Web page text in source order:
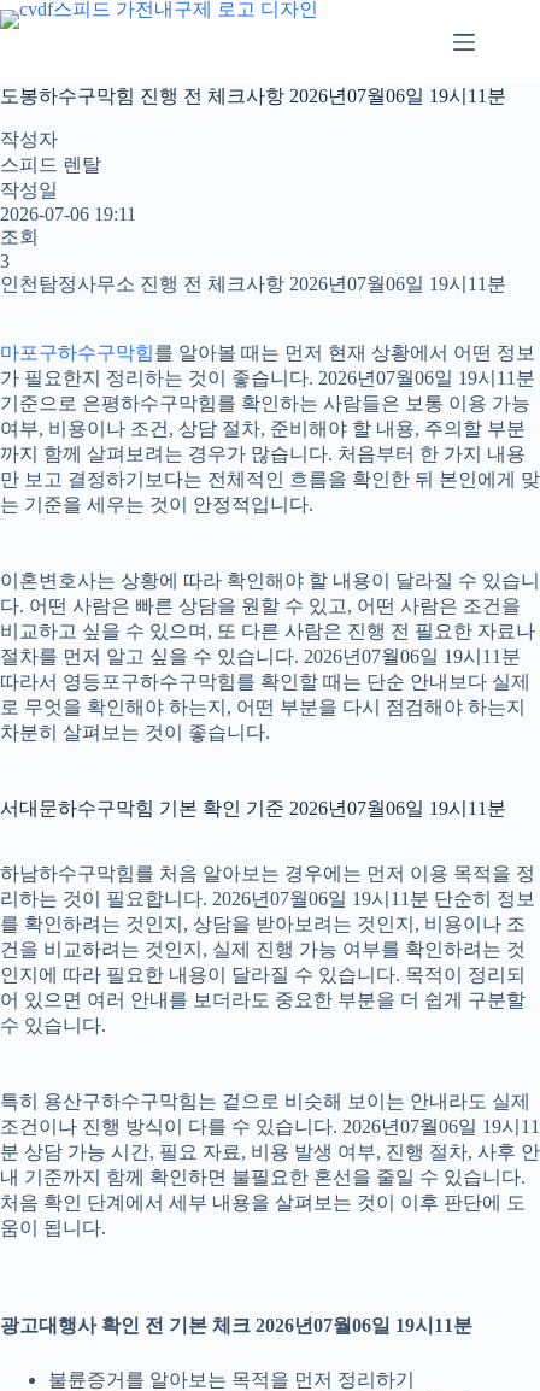
본
문
로
너
뛰
기
도봉하수구막힘 진행 전 체크사항 2026년07월06일 19시11분
작성자
스피드 렌탈
작성일
2026-07-06 19:11
조회
3
인천탐정사무소 진행 전 체크사항 2026년07월06일 19시11분
마포구하수구막힘를 알아볼 때는 먼저 현재 상황에서 어떤 정보
가 필요한지 정리하는 것이 좋습니다. 2026년07월06일 19시11분
기준으로 은평하수구막힘를 확인하는 사람들은 보통 이용 가능
여부, 비용이나 조건, 상담 절차, 준비해야 할 내용, 주의할 부분
까지 함께 살펴보려는 경우가 많습니다. 처음부터 한 가지 내용
만 보고 결정하기보다는 전체적인 흐름을 확인한 뒤 본인에게 맞
는 기준을 세우는 것이 안정적입니다.
이혼변호사는 상황에 따라 확인해야 할 내용이 달라질 수 있습니
다. 어떤 사람은 빠른 상담을 원할 수 있고, 어떤 사람은 조건을
비교하고 싶을 수 있으며, 또 다른 사람은 진행 전 필요한 자료나
절차를 먼저 알고 싶을 수 있습니다. 2026년07월06일 19시11분
따라서 영등포구하수구막힘를 확인할 때는 단순 안내보다 실제
로 무엇을 확인해야 하는지, 어떤 부분을 다시 점검해야 하는지
차분히 살펴보는 것이 좋습니다.
서대문하수구막힘 기본 확인 기준 2026년07월06일 19시11분
하남하수구막힘를 처음 알아보는 경우에는 먼저 이용 목적을 정
리하는 것이 필요합니다. 2026년07월06일 19시11분 단순히 정보
를 확인하려는 것인지, 상담을 받아보려는 것인지, 비용이나 조
건을 비교하려는 것인지, 실제 진행 가능 여부를 확인하려는 것
인지에 따라 필요한 내용이 달라질 수 있습니다. 목적이 정리되
어 있으면 여러 안내를 보더라도 중요한 부분을 더 쉽게 구분할
수 있습니다.
특히 용산구하수구막힘는 겉으로 비슷해 보이는 안내라도 실제
조건이나 진행 방식이 다를 수 있습니다. 2026년07월06일 19시11
분 상담 가능 시간, 필요 자료, 비용 발생 여부, 진행 절차, 사후 안
내 기준까지 함께 확인하면 불필요한 혼선을 줄일 수 있습니다.
처음 확인 단계에서 세부 내용을 살펴보는 것이 이후 판단에 도
움이 됩니다.
광고대행사 확인 전 기본 체크 2026년07월06일 19시11분
불륜증거를 알아보는 목적을 먼저 정리하기